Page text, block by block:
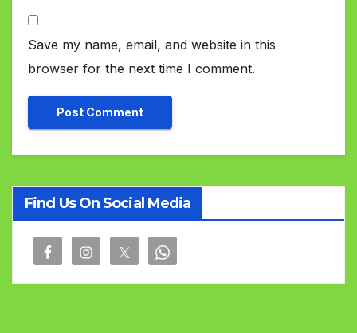
Save my name, email, and website in this
browser for the next time I comment.
Find Us On Social Media